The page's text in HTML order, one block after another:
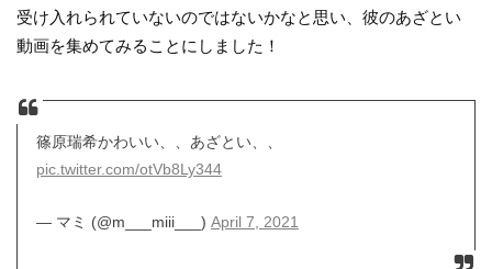
受け入れられていないのではないかなと思い、彼のあざとい
動画を集めてみることにしました！
篠原瑞希かわいい、、あざとい、、
pic.twitter.com/otVb8Ly344
— マミ (@m___miii___) April 7, 2021